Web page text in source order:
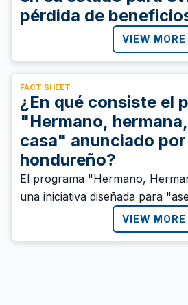
pérdida de
VIEW MORE
FACT SHEET
¿En qué consiste el
"Hermano,
casa" anunciado
hondureño?
El programa "Hermano,
una iniciativa diseñada para
digno y seguro a los migrantes
regresan al país como
VIEW MORE